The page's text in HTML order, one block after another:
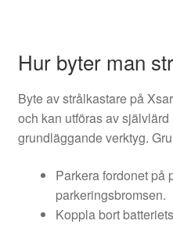
Hur byter man
Byte av strålkastare på
och kan utföras av
grundläggande verktyg.
Parkera fordonet på
parkeringsbromsen.
Koppla bort